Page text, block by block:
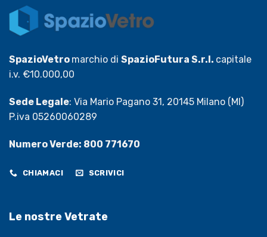
SpazioVetro marchio di SpazioFutura S.r.l. capitale
i.v. €10.000,00
Sede Legale: Via Mario Pagano 31, 20145 Milano (MI)
P.iva 05260060289
Numero Verde: 800 771670
CHIAMACI SCRIVICI
Le nostre Vetrate